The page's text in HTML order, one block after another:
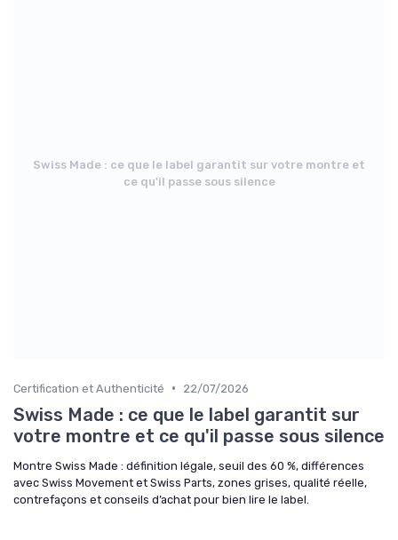
Swiss Made : ce que le label garantit sur votre montre et
ce qu'il passe sous silence
Certification et Authenticité • 22/07/2026
Swiss Made : ce que le label garantit sur
votre montre et ce qu'il passe sous silence
Montre Swiss Made : définition légale, seuil des 60 %, différences
avec Swiss Movement et Swiss Parts, zones grises, qualité réelle,
contrefaçons et conseils d’achat pour bien lire le label.